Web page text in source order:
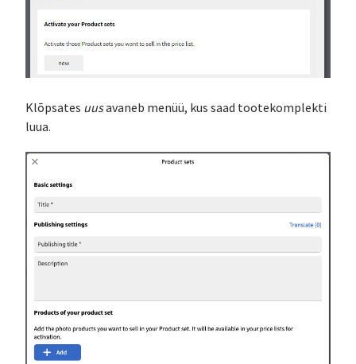
Klõpsates uusavaneb menüü, kus saad tootekomplekti
luua.